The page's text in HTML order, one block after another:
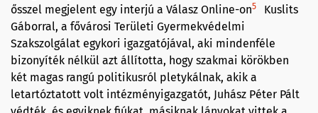
ősszel megjelent egy interjú a Válasz Online-on5
Kuslits
Gáborral, a fővárosi Területi Gyermekvédelmi
Szakszolgálat egykori igazgatójával, aki mindenféle
bizonyíték nélkül azt állította, hogy szakmai körökben
két magas rangú politikusról pletykálnak, akik a
letartóztatott volt intézményigazgatót, Juhász Péter Pált